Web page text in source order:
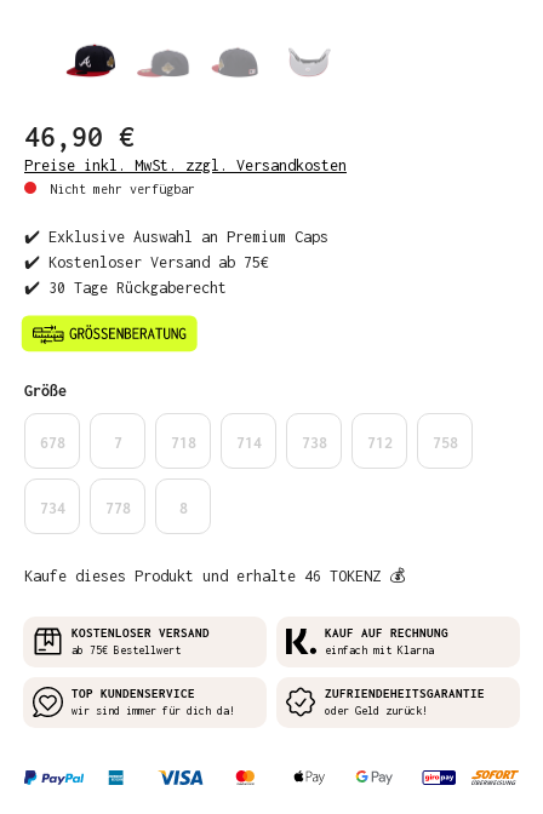
46,90 €
Preise inkl. MwSt. zzgl. Versandkosten
Nicht mehr verfügbar
✔️ Exklusive Auswahl an Premium Caps
✔️ Kostenloser Versand ab 75€
✔️ 30 Tage Rückgaberecht
Größeauswählen
678 7 718 714 738 712 758
734 778 8
Kaufe dieses Produkt und erhalte 46 TOKENZ 💰
KOSTENLOSER VERSAND
ab 75€ Bestellwert
KAUF AUF RECHNUNG
einfach mit Klarna
TOP KUNDENSERVICE
wir sind immer für dich da!
ZUFRIENDEHEITSGARANTIE
oder Geld zurück!